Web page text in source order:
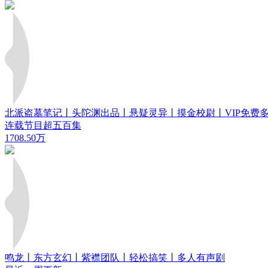
北派盗墓笔记丨头陀渊出品丨悬疑灵异丨摸金校尉丨VIP免费
连载节目超五百集
1708.50万
鸣龙丨东方玄幻丨紫襟团队丨轻松搞笑丨多人有声剧